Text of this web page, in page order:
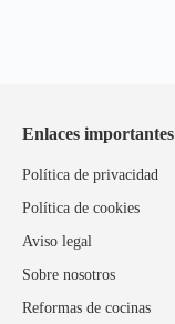
Enlaces importantes
Política de privacidad
Política de cookies
Aviso legal
Sobre nosotros
Reformas de cocinas